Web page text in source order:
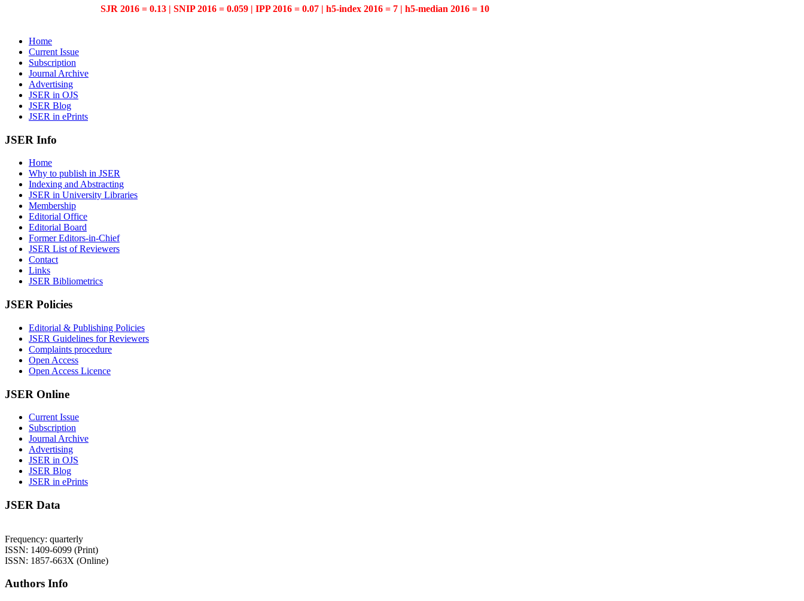
SJR 2016 = 0.13 | SNIP 2016 = 0.059 | IPP 2016 = 0.07 | h5-index 2016 = 7 | h5-median 2016 = 10
Home
Current Issue
Subscription
Journal Archive
Advertising
JSER in OJS
JSER Blog
JSER in ePrints
JSER Info
Home
Why to publish in JSER
Indexing and Abstracting
JSER in University Libraries
Membership
Editorial Office
Editorial Board
Former Editors-in-Chief
JSER List of Reviewers
Contact
Links
JSER Bibliometrics
JSER Policies
Editorial & Publishing Policies
JSER Guidelines for Reviewers
Complaints procedure
Open Access
Open Access Licence
JSER Online
Current Issue
Subscription
Journal Archive
Advertising
JSER in OJS
JSER Blog
JSER in ePrints
JSER Data
Frequency: quarterly
ISSN: 1409-6099 (Print)
ISSN: 1857-663X (Online)
Authors Info